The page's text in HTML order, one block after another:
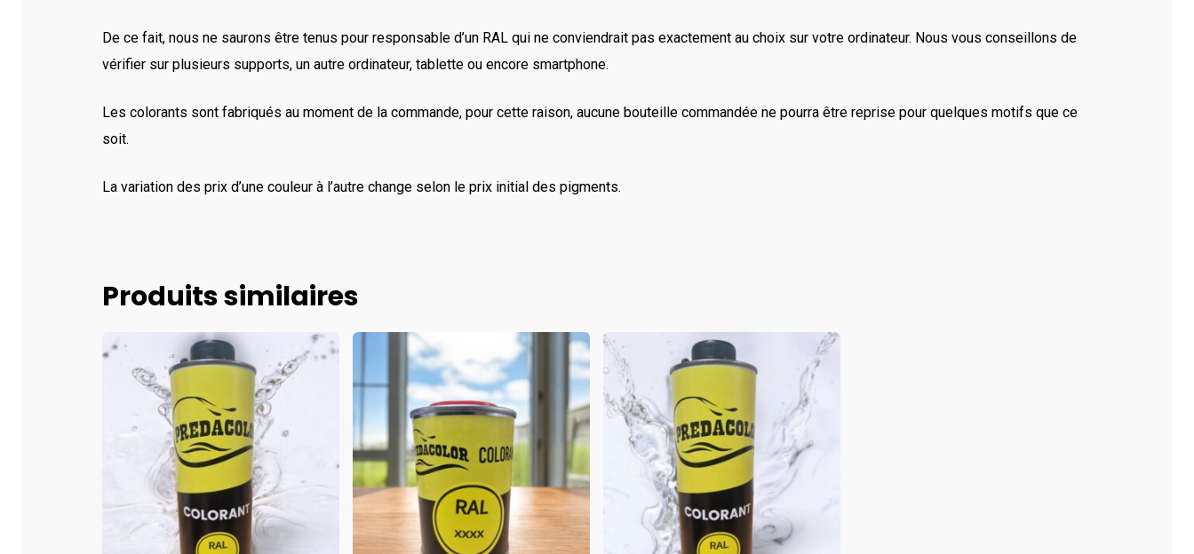
De ce fait, nous ne saurons être tenus pour responsable d’un RAL qui ne conviendrait pas exactement au choix sur votre ordinateur. Nous vous conseillons de
vérifier sur plusieurs supports, un autre ordinateur, tablette ou encore smartphone.
Les colorants sont fabriqués au moment de la commande, pour cette raison, aucune bouteille commandée ne pourra être reprise pour quelques motifs que ce
soit.
La variation des prix d’une couleur à l’autre change selon le prix initial des pigments.
Produits similaires